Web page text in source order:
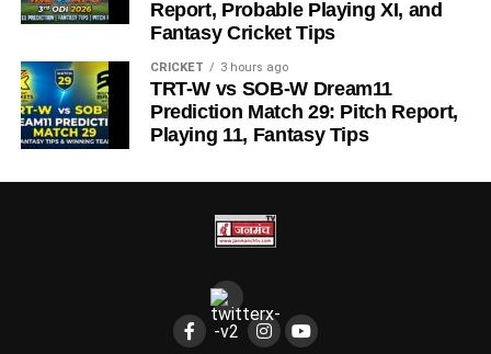
Report, Probable Playing XI, and
Fantasy Cricket Tips
CRICKET 3 hours ago
TRT-W vs SOB-W Dream11
Prediction Match 29: Pitch Report,
Playing 11, Fantasy Tips